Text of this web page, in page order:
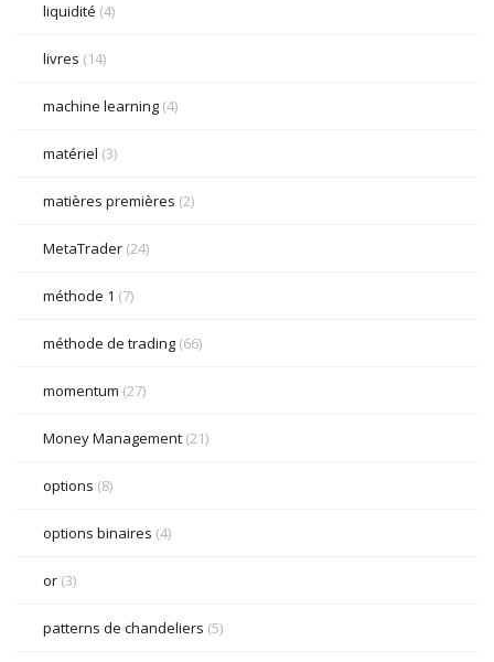
liquidité (4)
livres (14)
machine learning (4)
matériel (3)
matières premières (2)
MetaTrader (24)
méthode 1 (7)
méthode de trading (66)
momentum (27)
Money Management (21)
options (8)
options binaires (4)
or (3)
patterns de chandeliers (5)